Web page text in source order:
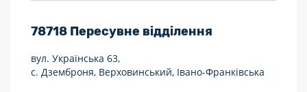
Працюють після 19:00
Працюють у вихідні
78718 Пересувне відділення
вул. Українська 63,
с. Дземброня, Верховинський, Івано-Франківська